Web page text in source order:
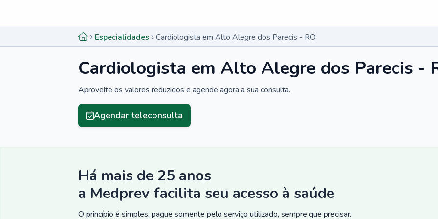
Especialidades Cardiologista em Alto Alegre dos Parecis - RO
Cardiologista em Alto Alegre dos Parecis -
Aproveite os valores reduzidos e agende agora a sua consulta.
Agendar teleconsulta
Há mais de 25 anos
a Medprev facilita seu acesso à saúde
O princípio é simples: pague somente pelo serviço utilizado, sempre que precisar.